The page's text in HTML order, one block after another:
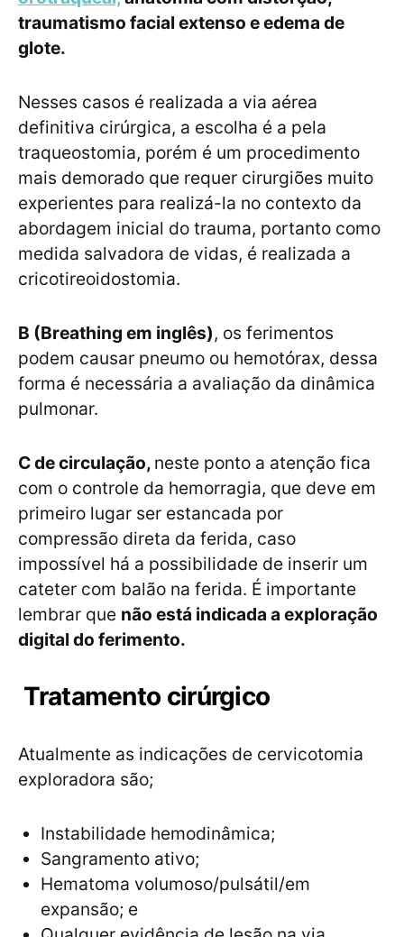
traumatismo facial extenso e edema de
glote.
Nesses casos é realizada a via aérea
definitiva cirúrgica, a escolha é a pela
traqueostomia, porém é um procedimento
mais demorado que requer cirurgiões muito
experientes para realizá-la no contexto da
abordagem inicial do trauma, portanto como
medida salvadora de vidas, é realizada a
cricotireoidostomia.
B (Breathing em inglês), os ferimentos
podem causar pneumo ou hemotórax, dessa
forma é necessária a avaliação da dinâmica
pulmonar.
C de circulação, neste ponto a atenção fica
com o controle da hemorragia, que deve em
primeiro lugar ser estancada por
compressão direta da ferida, caso
impossível há a possibilidade de inserir um
cateter com balão na ferida. É importante
lembrar que não está indicada a exploração
digital do ferimento.
Tratamento cirúrgico
Atualmente as indicações de cervicotomia
exploradora são;
Instabilidade hemodinâmica;
Sangramento ativo;
Hematoma volumoso/pulsátil/em
expansão; e